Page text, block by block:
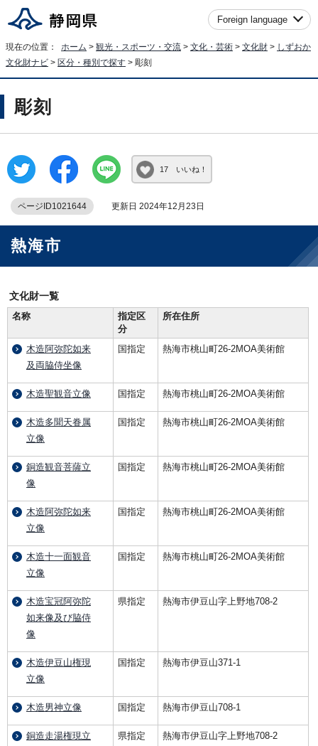
Foreign language
現在の位置： ホーム > 観光・スポーツ・交流 > 文化・芸術 > 文化財 > しずおか
文化財ナビ > 区分・種別で探す > 彫刻
彫刻
17 いいね！
ページID1021644 更新日 2024年12月23日
熱海市
文化財一覧
名称
指定区
分
所在住所
木造阿弥陀如来
及両脇侍坐像
国指定 熱海市桃山町26-2MOA美術館
木造聖観音立像 国指定 熱海市桃山町26-2MOA美術館
木造多聞天眷属
立像
国指定 熱海市桃山町26-2MOA美術館
銅造観音菩薩立
像
国指定 熱海市桃山町26-2MOA美術館
木造阿弥陀如来
立像
国指定 熱海市桃山町26-2MOA美術館
木造十一面観音
立像
国指定 熱海市桃山町26-2MOA美術館
木造宝冠阿弥陀
如来像及び脇侍
像
県指定 熱海市伊豆山字上野地708-2
木造伊豆山権現
立像
国指定 熱海市伊豆山371-1
木造男神立像 国指定 熱海市伊豆山708-1
銅造走湯権現立
県指定 熱海市伊豆山字上野地708-2